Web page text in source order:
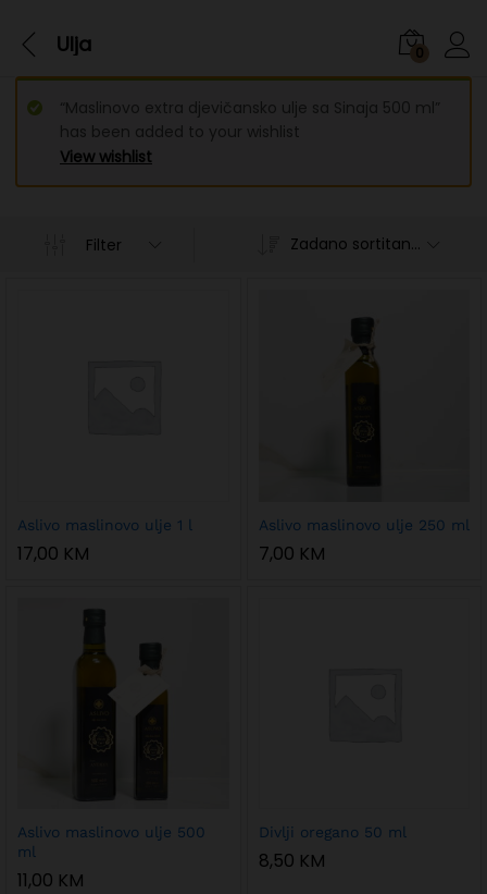
Ulja 0
View wishlist
“Maslinovo extra djevičansko ulje sa Sinaja 500 ml”
has been added to your wishlist
Filter Zadano sortitanje
Aslivo maslinovo ulje 1 l
17,00 KM
Aslivo maslinovo ulje 250 ml
7,00 KM
Aslivo maslinovo ulje 500
ml
11,00 KM
Divlji oregano 50 ml
8,50 KM